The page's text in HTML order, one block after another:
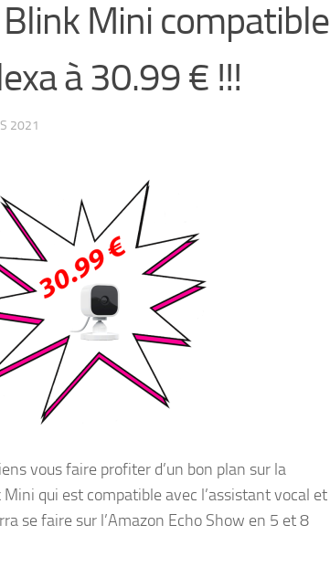
Mini compatible
à 30.99 € !!!
2021
vous faire profiter d’un bon plan sur la
qui est compatible avec l’assistant vocal et
se faire sur l’Amazon Echo Show en 5 et 8